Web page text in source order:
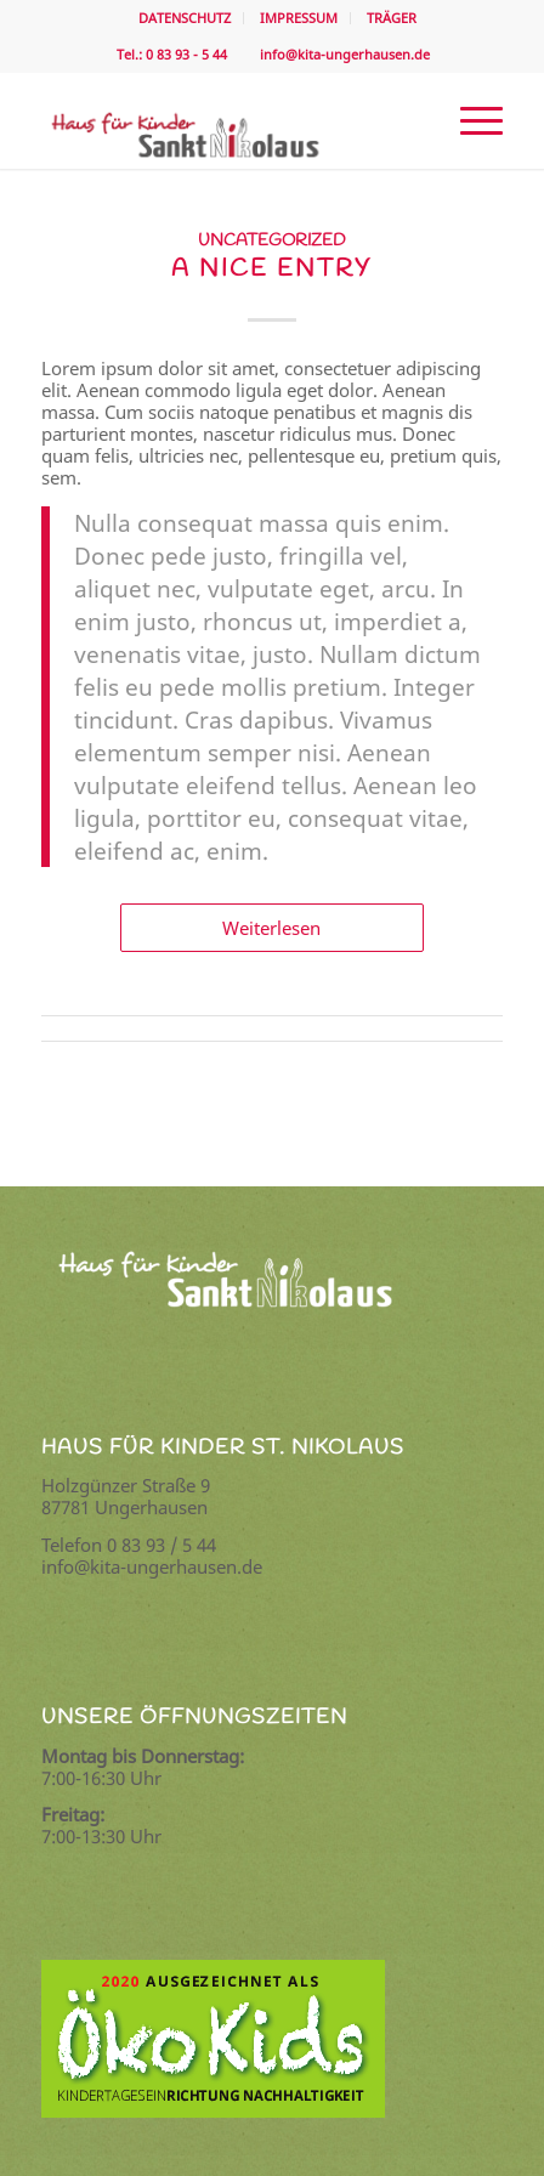
DATENSCHUTZ IMPRESSUM
TRÄGER
Tel.: 0 83 93 - 5 44
info@kita-ungerhausen.de
UNCATEGORIZED
A NICE ENTRY
Lorem ipsum dolor sit amet, consectetuer adipiscing
elit. Aenean commodo ligula eget dolor. Aenean
massa. Cum sociis natoque penatibus et magnis dis
parturient montes, nascetur ridiculus mus. Donec
quam felis, ultricies nec, pellentesque eu, pretium quis,
sem.
Nulla consequat massa quis enim.
Donec pede justo, fringilla vel,
aliquet nec, vulputate eget, arcu. In
enim justo, rhoncus ut, imperdiet a,
venenatis vitae, justo. Nullam dictum
felis eu pede mollis pretium. Integer
tincidunt. Cras dapibus. Vivamus
elementum semper nisi. Aenean
vulputate eleifend tellus. Aenean leo
ligula, porttitor eu, consequat vitae,
eleifend ac, enim.
Weiterlesen
HAUS FÜR KINDER ST. NIKOLAUS
Holzgünzer Straße 9
87781 Ungerhausen
Telefon 0 83 93 / 5 44
info@kita-ungerhausen.de
UNSERE ÖFFNUNGSZEITEN
Montag bis Donnerstag:
7:00-16:30 Uhr
Freitag:
7:00-13:30 Uhr